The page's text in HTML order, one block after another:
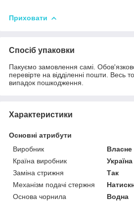
Приховати
Спосіб упаковки
Пакуємо замовлення самі. Обов'язково
перевірте на відділенні пошти. Весь
випадок пошкодження.
Характеристики
Основні атрибути
Виробник
Країна виробник
Україна
Заміна стрижня
Так
Механізм подачі стержня
Основа чорнила
Водна